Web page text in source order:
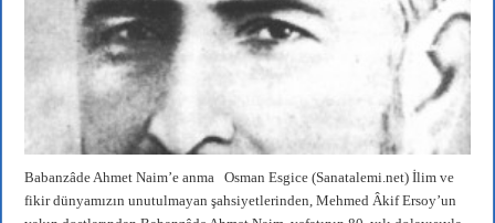
Babanzâde Ahmet Naim’e anma Osman Esgice (Sanatalemi.net) İlim ve
fikir dünyamızın unutulmayan şahsiyetlerinden, Mehmed Âkif Ersoy’un